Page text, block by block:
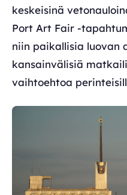
keskeisinä
Port Art Fair -
niin paikallisia luovan
kansainvälisiä
vaihtoehtoa